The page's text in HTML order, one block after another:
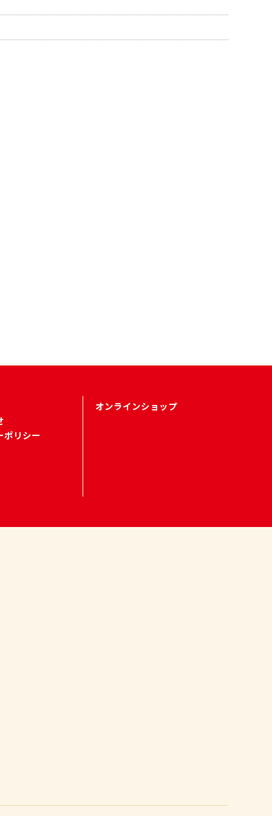
ポリシー
オンラインショップ